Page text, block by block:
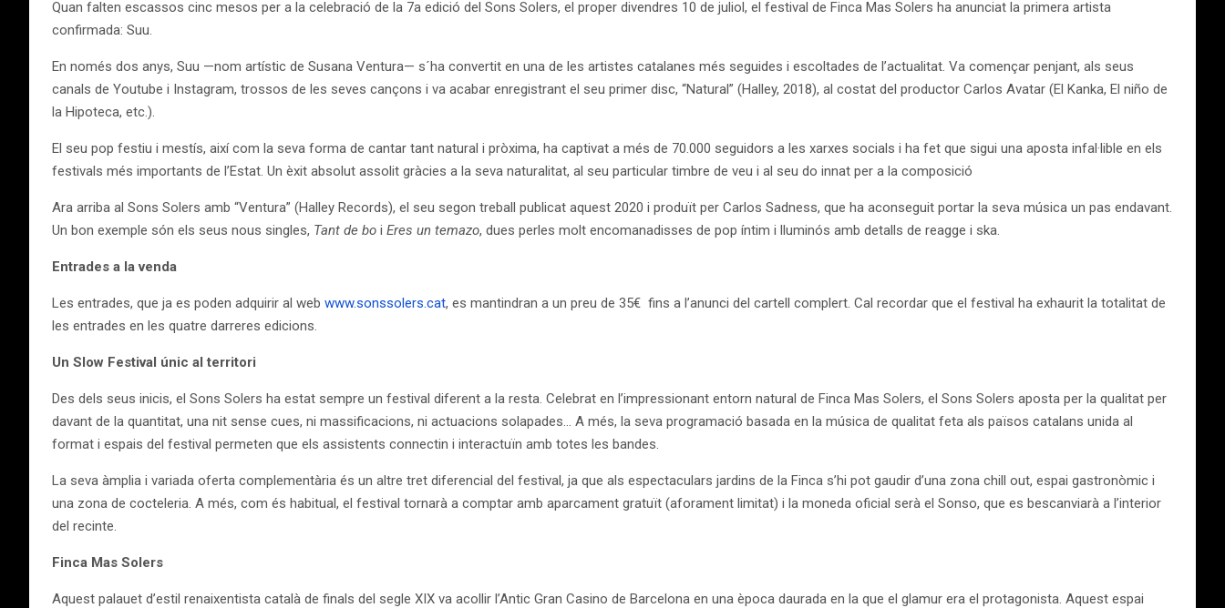
Quan falten escassos cinc mesos per a la celebració de la 7a edició del Sons Solers, el proper divendres 10 de juliol, el festival de Finca Mas Solers ha anunciat la primera artista
confirmada: Suu.
En només dos anys, Suu —nom artístic de Susana Ventura— s´ha convertit en una de les artistes catalanes més seguides i escoltades de l’actualitat. Va començar penjant, als seus
canals de Youtube i Instagram, trossos de les seves cançons i va acabar enregistrant el seu primer disc, “Natural” (Halley, 2018), al costat del productor Carlos Avatar (El Kanka, El niño de
la Hipoteca, etc.).
El seu pop festiu i mestís, així com la seva forma de cantar tant natural i pròxima, ha captivat a més de 70.000 seguidors a les xarxes socials i ha fet que sigui una aposta infal·lible en els
festivals més importants de l’Estat. Un èxit absolut assolit gràcies a la seva naturalitat, al seu particular timbre de veu i al seu do innat per a la composició
Ara arriba al Sons Solers amb “Ventura” (Halley Records), el seu segon treball publicat aquest 2020 i produït per Carlos Sadness, que ha aconseguit portar la seva música un pas endavant.
Un bon exemple són els seus nous singles, Tant de bo i Eres un temazo, dues perles molt encomanadisses de pop íntim i lluminós amb detalls de reagge i ska.
Entrades a la venda
Les entrades, que ja es poden adquirir al web www.sonssolers.cat, es mantindran a un preu de 35€ fins a l’anunci del cartell complert. Cal recordar que el festival ha exhaurit la totalitat de
les entrades en les quatre darreres edicions.
Un Slow Festival únic al territori
Des dels seus inicis, el Sons Solers ha estat sempre un festival diferent a la resta. Celebrat en l’impressionant entorn natural de Finca Mas Solers, el Sons Solers aposta per la qualitat per
davant de la quantitat, una nit sense cues, ni massificacions, ni actuacions solapades… A més, la seva programació basada en la música de qualitat feta als països catalans unida al
format i espais del festival permeten que els assistents connectin i interactuïn amb totes les bandes.
La seva àmplia i variada oferta complementària és un altre tret diferencial del festival, ja que als espectaculars jardins de la Finca s’hi pot gaudir d’una zona chill out, espai gastronòmic i
una zona de cocteleria. A més, com és habitual, el festival tornarà a comptar amb aparcament gratuït (aforament limitat) i la moneda oficial serà el Sonso, que es bescanviarà a l’interior
del recinte.
Finca Mas Solers
Aquest palauet d’estil renaixentista català de finals del segle XIX va acollir l’Antic Gran Casino de Barcelona en una època daurada en la que el glamur era el protagonista. Aquest espai